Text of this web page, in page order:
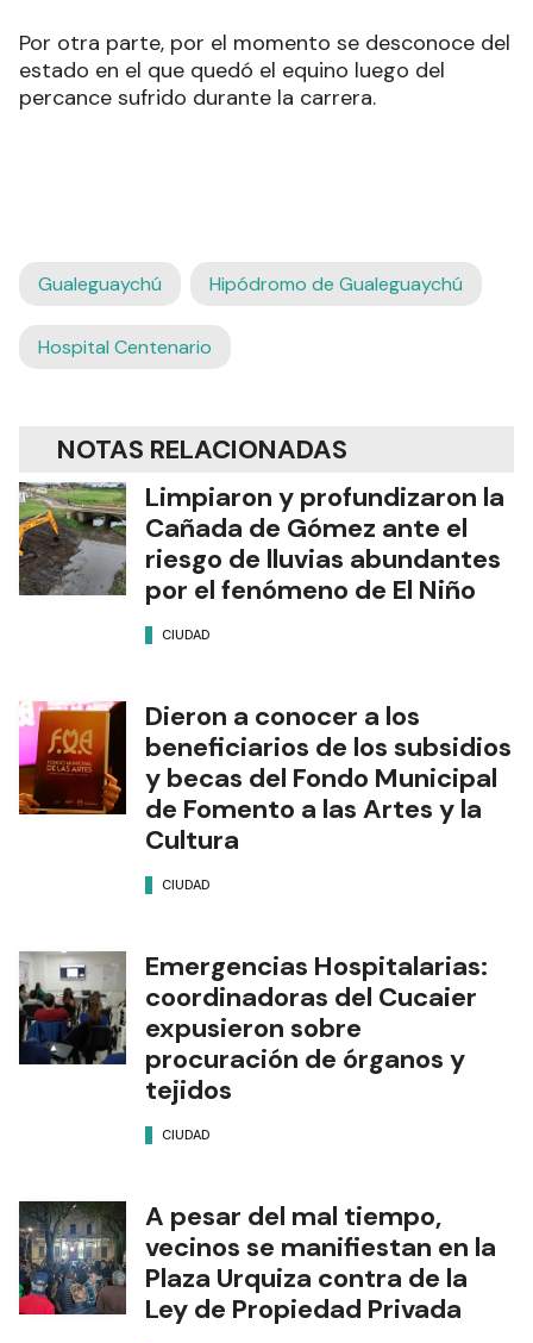
Por otra parte, por el momento se desconoce del
estado en el que quedó el equino luego del
percance sufrido durante la carrera.
Gualeguaychú Hipódromo de Gualeguaychú
Hospital Centenario
NOTAS RELACIONADAS
Limpiaron y profundizaron la
Cañada de Gómez ante el
riesgo de lluvias abundantes
por el fenómeno de El Niño
CIUDAD
Dieron a conocer a los
beneficiarios de los subsidios
y becas del Fondo Municipal
de Fomento a las Artes y la
Cultura
CIUDAD
Emergencias Hospitalarias:
coordinadoras del Cucaier
expusieron sobre
procuración de órganos y
tejidos
CIUDAD
A pesar del mal tiempo,
vecinos se manifiestan en la
Plaza Urquiza contra de la
Ley de Propiedad Privada